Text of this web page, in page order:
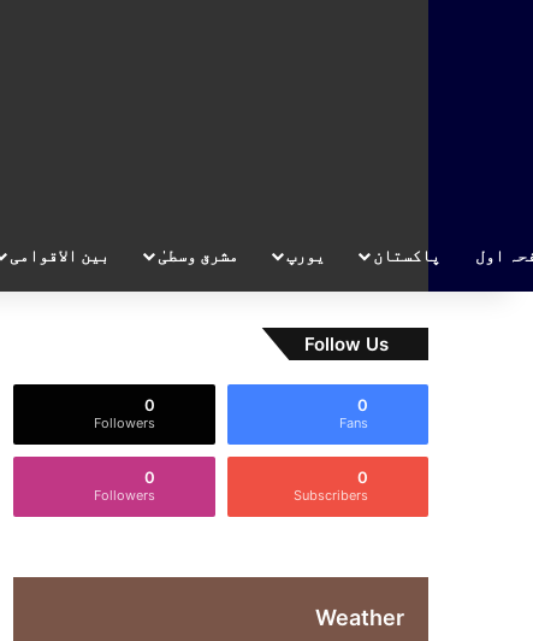
اول پاکستان یورپ مشرق وسطیٰ بین الاقوامی
Follow Us
0
Fans
0
Followers
0
Subscribers
0
Followers
Weather